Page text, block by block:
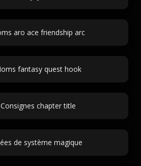
aro ace friendship arc
fantasy quest hook
Consignes chapter title
de système magique